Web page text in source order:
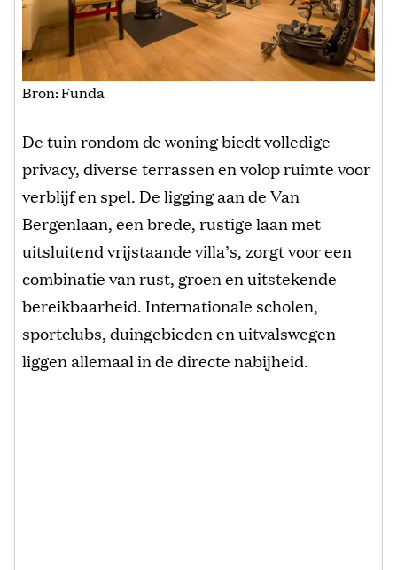
Bron: Funda
De tuin rondom de woning biedt volledige
privacy, diverse terrassen en volop ruimte voor
verblijf en spel. De ligging aan de Van
Bergenlaan, een brede, rustige laan met
uitsluitend vrijstaande villa’s, zorgt voor een
combinatie van rust, groen en uitstekende
bereikbaarheid. Internationale scholen,
sportclubs, duingebieden en uitvalswegen
liggen allemaal in de directe nabijheid.